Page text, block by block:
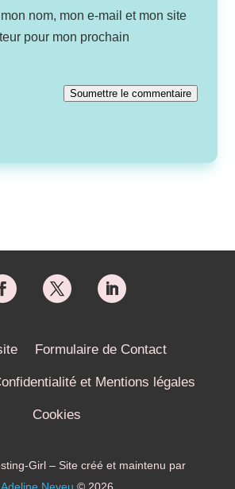
nom, mon e-mail et mon site
pour mon prochain
Soumettre le commentaire
Formulaire de Contact
et Mentions légales
Cookies
Girl – Site créé et maintenu par
Adeline Neveu © 2026